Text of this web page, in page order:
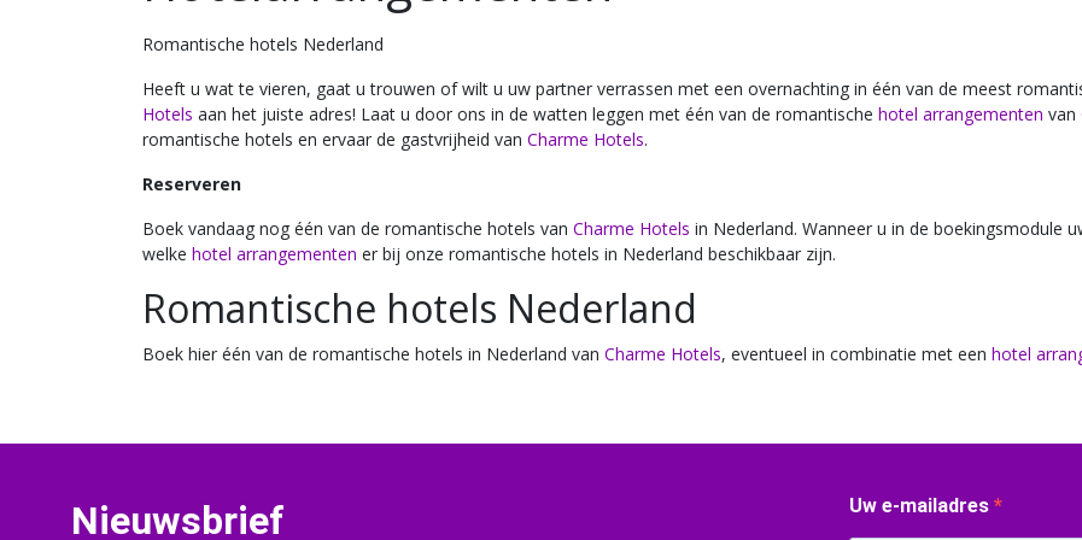
Romantische hotels Nederland
Heeft u wat te vieren, gaat u trouwen of wilt u uw partner verrassen met een overnachting in één van de meest
Hotels aan het juiste adres! Laat u door ons in de watten leggen met één van de romantische hotel arrangementen van
romantische hotels en ervaar de gastvrijheid van Charme Hotels.
Reserveren
Boek vandaag nog één van de romantische hotels van Charme Hotels in Nederland. Wanneer u in de boekingsmodule
welke hotel arrangementen er bij onze romantische hotels in Nederland beschikbaar zijn.
Romantische hotels Nederland
Boek hier één van de romantische hotels in Nederland van Charme Hotels, eventueel in combinatie met een hotel
Nieuwsbrief Uw e-mailadres